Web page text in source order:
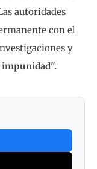
autoridades
con el
y
impunidad".